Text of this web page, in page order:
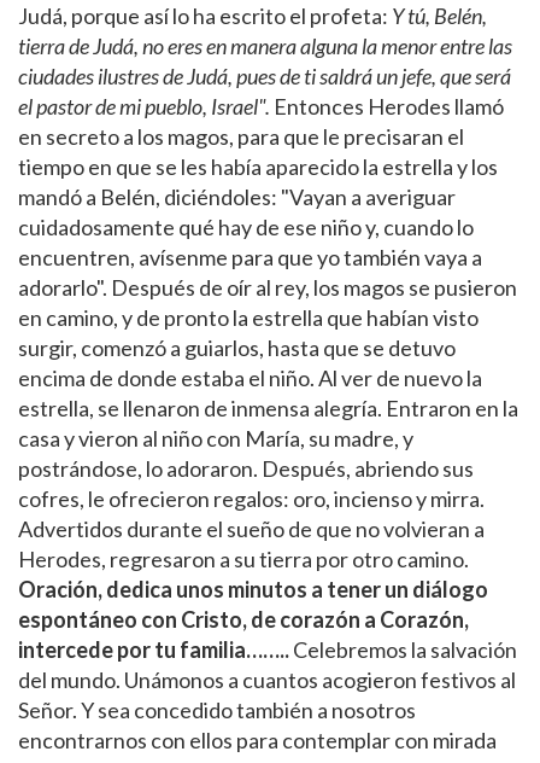
Judá, porque así lo ha escrito el profeta: Y tú, Belén,
tierra de Judá, no eres en manera alguna la menor entre las
ciudades ilustres de Judá, pues de ti saldrá un jefe, que será
el pastor de mi pueblo, Israel". Entonces Herodes llamó
en secreto a los magos, para que le precisaran el
tiempo en que se les había aparecido la estrella y los
mandó a Belén, diciéndoles: "Vayan a averiguar
cuidadosamente qué hay de ese niño y, cuando lo
encuentren, avísenme para que yo también vaya a
adorarlo". Después de oír al rey, los magos se pusieron
en camino, y de pronto la estrella que habían visto
surgir, comenzó a guiarlos, hasta que se detuvo
encima de donde estaba el niño. Al ver de nuevo la
estrella, se llenaron de inmensa alegría. Entraron en la
casa y vieron al niño con María, su madre, y
postrándose, lo adoraron. Después, abriendo sus
cofres, le ofrecieron regalos: oro, incienso y mirra.
Advertidos durante el sueño de que no volvieran a
Herodes, regresaron a su tierra por otro camino.
Oración, dedica unos minutos a tener un diálogo
espontáneo con Cristo, de corazón a Corazón,
intercede por tu familia……..Celebremos la salvación
del mundo. Unámonos a cuantos acogieron festivos al
Señor. Y sea concedido también a nosotros
encontrarnos con ellos para contemplar con mirada